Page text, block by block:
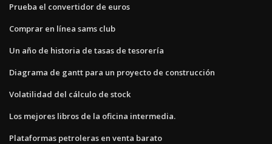
Prueba el convertidor de euros
Comprar en línea sams club
Un año de historia de tasas de tesorería
Diagrama de gantt para un proyecto de construcción
Volatilidad del cálculo de stock
Los mejores libros de la oficina intermedia.
Plataformas petroleras en venta barato